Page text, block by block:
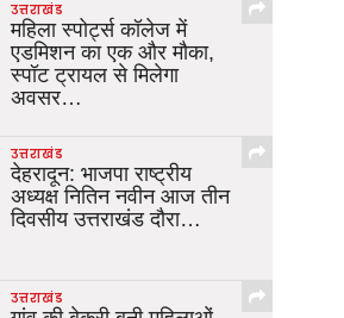
उत्तराखंड
महिला स्पोर्ट्स कॉलेज में
एडमिशन का एक और मौका,
स्पॉट ट्रायल से मिलेगा
अवसर…
उत्तराखंड
देहरादून: भाजपा राष्ट्रीय
अध्यक्ष नितिन नवीन आज तीन
दिवसीय उत्तराखंड दौरा…
उत्तराखंड